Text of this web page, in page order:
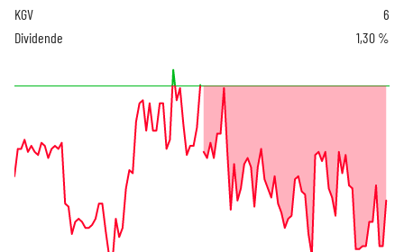
KGV
6
Dividende
1,30 %